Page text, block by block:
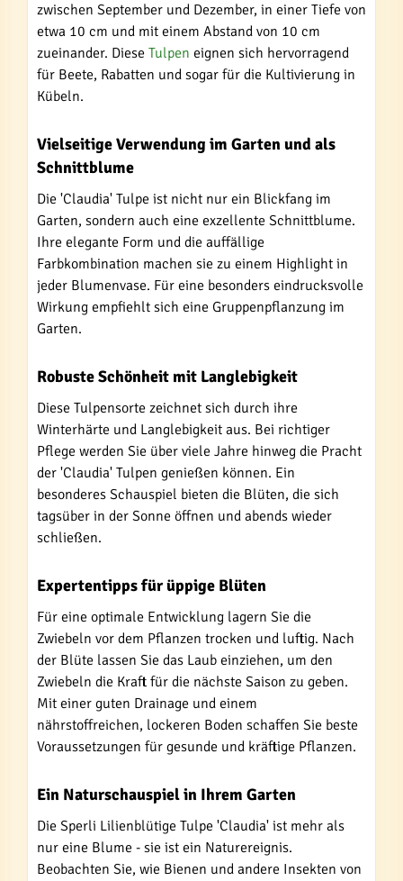
zwischen September und Dezember, in einer Tiefe von
etwa 10 cm und mit einem Abstand von 10 cm
zueinander. Diese Tulpen eignen sich hervorragend
für Beete, Rabatten und sogar für die Kultivierung in
Kübeln.
Vielseitige Verwendung im Garten und als
Schnittblume
Die 'Claudia' Tulpe ist nicht nur ein Blickfang im
Garten, sondern auch eine exzellente Schnittblume.
Ihre elegante Form und die auffällige
Farbkombination machen sie zu einem Highlight in
jeder Blumenvase. Für eine besonders eindrucksvolle
Wirkung empfiehlt sich eine Gruppenpflanzung im
Garten.
Robuste Schönheit mit Langlebigkeit
Diese Tulpensorte zeichnet sich durch ihre
Winterhärte und Langlebigkeit aus. Bei richtiger
Pflege werden Sie über viele Jahre hinweg die Pracht
der 'Claudia' Tulpen genießen können. Ein
besonderes Schauspiel bieten die Blüten, die sich
tagsüber in der Sonne öffnen und abends wieder
schließen.
Expertentipps für üppige Blüten
Für eine optimale Entwicklung lagern Sie die
Zwiebeln vor dem Pflanzen trocken und luftig. Nach
der Blüte lassen Sie das Laub einziehen, um den
Zwiebeln die Kraft für die nächste Saison zu geben.
Mit einer guten Drainage und einem
nährstoffreichen, lockeren Boden schaffen Sie beste
Voraussetzungen für gesunde und kräftige Pflanzen.
Ein Naturschauspiel in Ihrem Garten
Die Sperli Lilienblütige Tulpe 'Claudia' ist mehr als
nur eine Blume - sie ist ein Naturereignis.
Beobachten Sie, wie Bienen und andere Insekten von